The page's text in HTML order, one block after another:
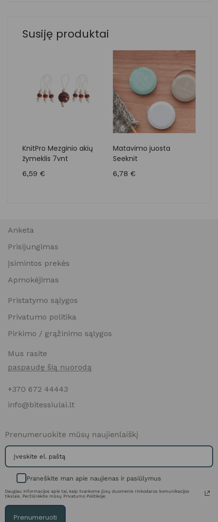
Susiję produktai
KnitPro Mezginio akių
žymeklis 7vnt
6,59 €
Matavimo juosta
Seeknit
6,78 €
Anketa
Prisijungimas
Įsimintos prekės
Apmokėjimas
Pristatymo sąlygos
Privatumo politika
Pirkimo / grąžinimo sąlygos
Mus rasite
paspaudę šią nuorodą
+370 672 44443
info@bitessiulai.lt
Prenumeruokite mūsų naujienlaiškį
Praneškite man apie naujienas ir pasiūlymus
Daugiau informacijos apie tai, kaip tvarkome jūsų duomenis rinkodaros komunikacijos
tikslais. Peržiūrėkite mūsų Privatumo Politikoje.
Prenumeruoti